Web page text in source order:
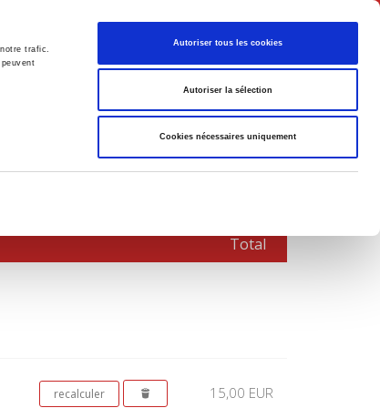
trafic.
Autoriser tous les cookies
Autoriser la sélection
Cookies nécessaires uniquement
Français
Total
15,00 EUR